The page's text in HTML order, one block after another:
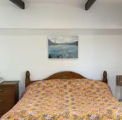
média de 5, 266